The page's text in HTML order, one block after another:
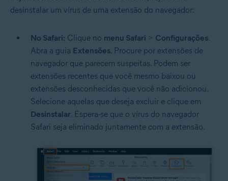
desinstalar um vírus de uma extensão do navegador:
No Safari: Clique no menu Safari > Configurações.
Abra a guia Extensões. Procure por extensões de
navegador que parecem suspeitas. Podem ser
extensões recentes que você mesmo baixou ou
extensões desconhecidas que você não adicionou.
Selecione aquelas que deseja excluir e clique em
Desinstalar. Espera-se que o vírus do navegador
Safari seja eliminado juntamente com a extensão.